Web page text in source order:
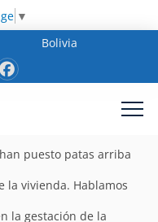
▼
Bolivia
puesto patas arriba
la vivienda. Hablamos
la gestación de la